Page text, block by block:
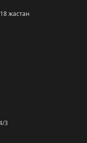
жастан
3